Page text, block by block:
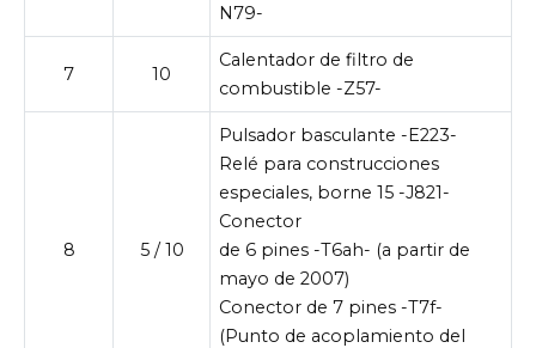
N79-
7 10
Calentador de filtro de
combustible -Z57-
8 5 / 10
Pulsador basculante -E223-
Relé para construcciones
especiales, borne 15 -J821-
Conector
de 6 pines -T6ah- (a partir de
mayo de 2007)
Conector de 7 pines -T7f-
(Punto de acoplamiento del